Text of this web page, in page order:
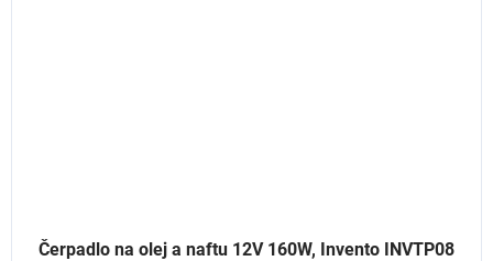
Čerpadlo na olej a naftu 12V 160W, Invento INVTP08